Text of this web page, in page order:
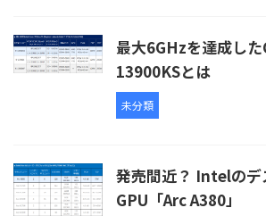
最大6GHzを達成し
13900KSとは
未分類
発売間近？ Intelのデ
GPU「Arc A380」